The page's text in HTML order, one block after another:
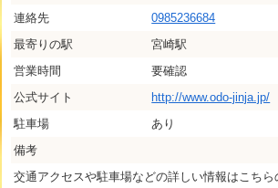
連絡先
0985236684
最寄りの駅
宮崎駅
営業時間
要確認
公式サイト
http://www.odo-jinja.jp/
駐車場
あり
備考
交通アクセスや駐車場などの詳しい情報はこち